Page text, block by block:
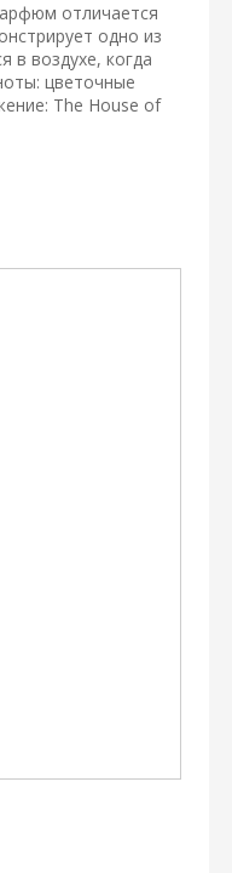
отличается
одно из
в воздухе, когда
цветочные
The House of